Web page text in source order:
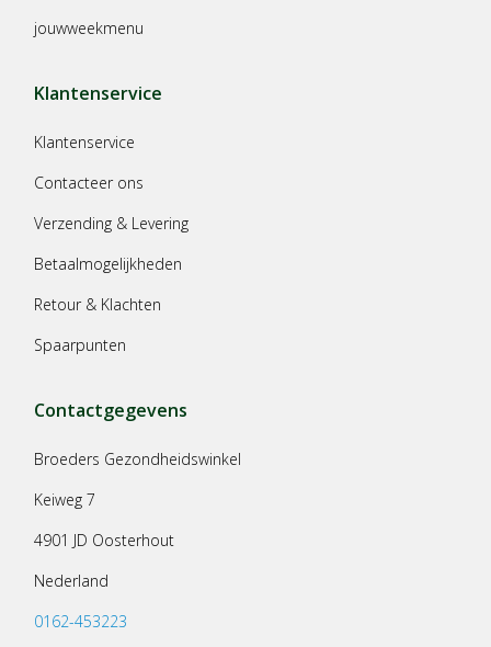
jouwweekmenu
Klantenservice
Klantenservice
Contacteer ons
Verzending & Levering
Betaalmogelijkheden
Retour & Klachten
Spaarpunten
Contactgegevens
Broeders Gezondheidswinkel
Keiweg 7
4901 JD Oosterhout
Nederland
0162-453223